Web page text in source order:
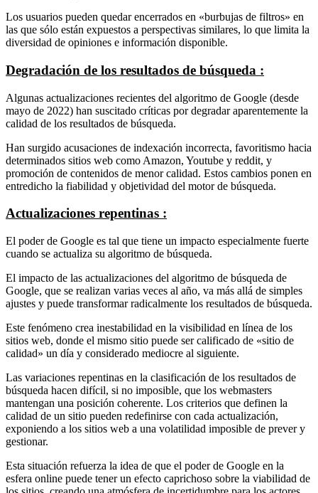
Los usuarios pueden quedar encerrados en «burbujas de filtros» en
las que sólo están expuestos a perspectivas similares, lo que limita la
diversidad de opiniones e información disponible.
Degradación de los resultados de búsqueda :
Algunas actualizaciones recientes del algoritmo de Google (desde
mayo de 2022) han suscitado críticas por degradar aparentemente la
calidad de los resultados de búsqueda.
Han surgido acusaciones de indexación incorrecta, favoritismo hacia
determinados sitios web como Amazon, Youtube y reddit, y
promoción de contenidos de menor calidad. Estos cambios ponen en
entredicho la fiabilidad y objetividad del motor de búsqueda.
Actualizaciones repentinas :
El poder de Google es tal que tiene un impacto especialmente fuerte
cuando se actualiza su algoritmo de búsqueda.
El impacto de las actualizaciones del algoritmo de búsqueda de
Google, que se realizan varias veces al año, va más allá de simples
ajustes y puede transformar radicalmente los resultados de búsqueda.
Este fenómeno crea inestabilidad en la visibilidad en línea de los
sitios web, donde el mismo sitio puede ser calificado de «sitio de
calidad» un día y considerado mediocre al siguiente.
Las variaciones repentinas en la clasificación de los resultados de
búsqueda hacen difícil, si no imposible, que los webmasters
mantengan una posición coherente. Los criterios que definen la
calidad de un sitio pueden redefinirse con cada actualización,
exponiendo a los sitios web a una volatilidad imposible de prever y
gestionar.
Esta situación refuerza la idea de que el poder de Google en la
esfera online puede tener un efecto caprichoso sobre la viabilidad de